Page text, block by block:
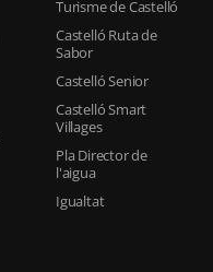
Turisme de Castelló
Castelló Ruta de
Sabor
Castelló Senior
Castelló Smart
Villages
Pla Director de
l'aigua
Igualtat